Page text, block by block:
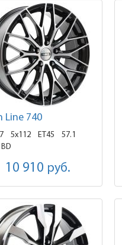
Line 740
5x112 ET45
57.1
10 910 руб.